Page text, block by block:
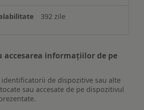
392 zile
accesarea informațiilor de pe
de dispozitive sau alte
sau accesate de pe dispozitivul